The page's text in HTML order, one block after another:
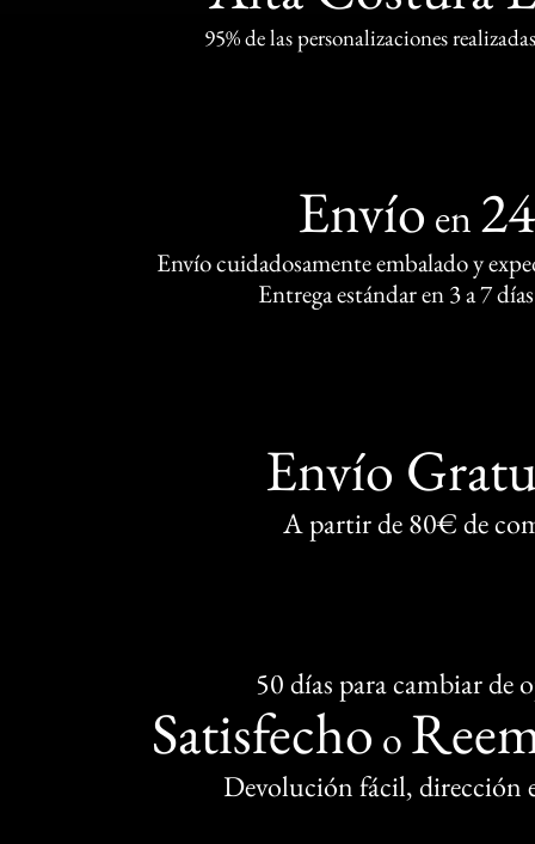
95% de las personalizaciones
Envío en
Envío cuidadosamente embalado y
Entrega estándar en 3 a 7
Envío
A partir de 80€ de
50 días para cambiar de
Satisfecho o
Devolución fácil, dirección